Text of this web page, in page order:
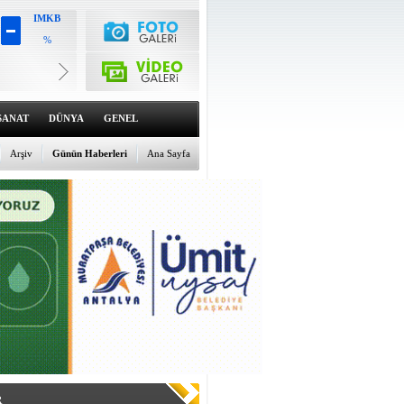
47.5734
%0.14
%-0.06
DÜNYA GENEL
Ana Sayfa
Günün Haberleri
Arşiv